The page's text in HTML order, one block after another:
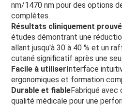
nm/1470 nm pour des options
complètes.
Résultats cliniquement
études démontrant une
allant jusqu'à 30 à 40 % et un
cutané significatif après une
Facile à utiliserInterface
ergonomiques et formation
Durable et fiableFabriqué avec
qualité médicale pour une